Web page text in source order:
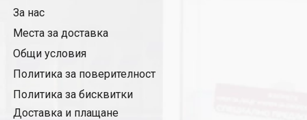
За нас
Места за доставка
Общи условия
Политика за поверителност
Политика за бисквитки
Доставка и плащане